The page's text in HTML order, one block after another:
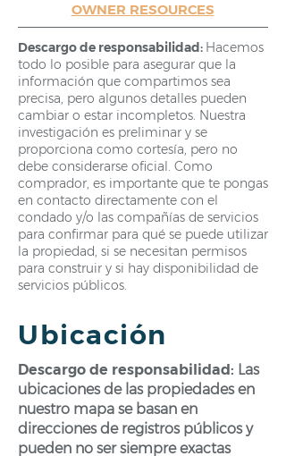
OWNER RESOURCES
Descargo de responsabilidad: Hacemos
todo lo posible para asegurar que la
información que compartimos sea
precisa, pero algunos detalles pueden
cambiar o estar incompletos. Nuestra
investigación es preliminar y se
proporciona como cortesía, pero no
debe considerarse oficial. Como
comprador, es importante que te pongas
en contacto directamente con el
condado y/o las compañías de servicios
para confirmar para qué se puede utilizar
la propiedad, si se necesitan permisos
para construir y si hay disponibilidad de
servicios públicos.
Ubicación
Descargo de responsabilidad: Las
ubicaciones de las propiedades en
nuestro mapa se basan en
direcciones de registros públicos y
pueden no ser siempre exactas